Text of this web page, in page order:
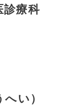
診療科
い）